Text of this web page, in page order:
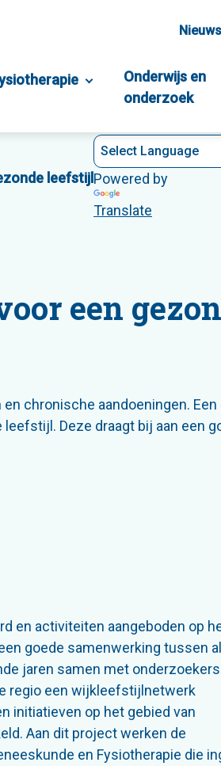
Nieuws
Onderwijs en
onderzoek
leefstijl Powered by
Translate
een
chronische aandoeningen. Een
Deze draagt bij aan een
en activiteiten aangeboden op
goede samenwerking tussen
jaren samen met
regio een wijkleefstijlnetwerk
initiatieven op het gebied van
Aan dit project werken de
en Fysiotherapie die